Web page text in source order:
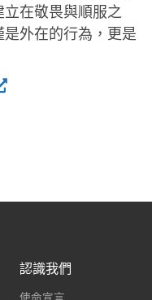
在敬畏與順服之
外在的行為，更是
認識我們